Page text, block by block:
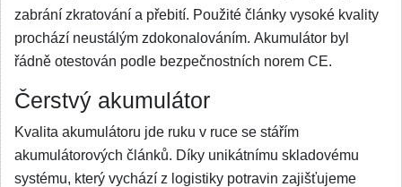
zabrání zkratování a přebití. Použité články vysoké kvality
prochází neustálým zdokonalováním. Akumulátor byl
řádně otestován podle bezpečnostních norem CE.
Čerstvý akumulátor
Kvalita akumulátoru jde ruku v ruce se stářím
akumulátorových článků. Díky unikátnímu skladovému
systému, který vychází z logistiky potravin zajišťujeme